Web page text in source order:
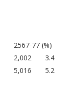
2567-77 (%)
2,002
3.4
5,016
5.2